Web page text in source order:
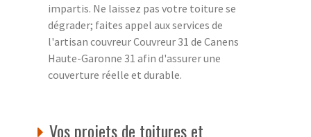
impartis. Ne laissez pas votre toiture se
dégrader; faites appel aux services de
l'artisan couvreur Couvreur 31 de Canens
Haute-Garonne 31 afin d'assurer une
couverture réelle et durable.
Vos projets de toitures et